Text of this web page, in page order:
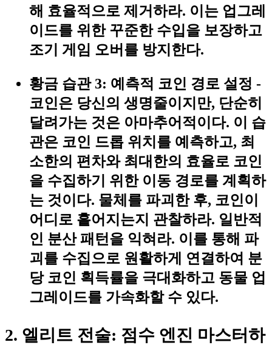
해 효율적으로 제거하라. 이는 업그레
이드를 위한 꾸준한 수입을 보장하고
조기 게임 오버를 방지한다.
황금 습관 3: 예측적 코인 경로 설정 -
코인은 당신의 생명줄이지만, 단순히
달려가는 것은 아마추어적이다. 이 습
관은 코인 드롭 위치를 예측하고, 최
소한의 편차와 최대한의 효율로 코인
을 수집하기 위한 이동 경로를 계획하
는 것이다. 물체를 파괴한 후, 코인이
어디로 흩어지는지 관찰하라. 일반적
인 분산 패턴을 익혀라. 이를 통해 파
괴를 수집으로 원활하게 연결하여 분
당 코인 획득률을 극대화하고 동물 업
그레이드를 가속화할 수 있다.
2. 엘리트 전술: 점수 엔진 마스터하